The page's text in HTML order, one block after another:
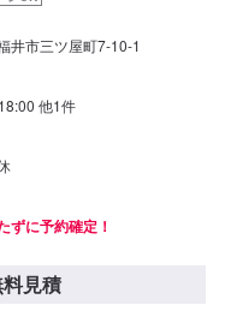
井市三ツ屋町7-10-1
他1件
ずに予約確定！
見積